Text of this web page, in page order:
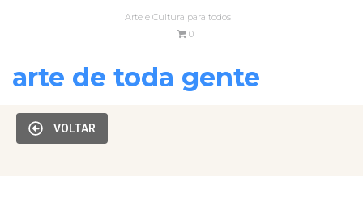
Arte e Cultura para todos
0
arte de toda gente
VOLTAR